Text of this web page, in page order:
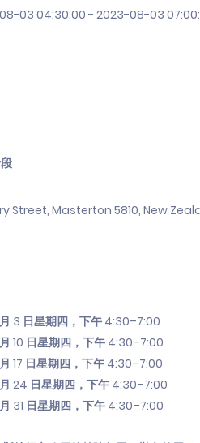
03 04:30:00 - 2023-08-03
Street, Masterton 5810, New
3 日星期四，下午 4:30–7:00
10 日星期四，下午 4:30–7:00
17 日星期四，下午 4:30–7:00
24 日星期四，下午 4:30–7:00
31 日星期四，下午 4:30–7:00